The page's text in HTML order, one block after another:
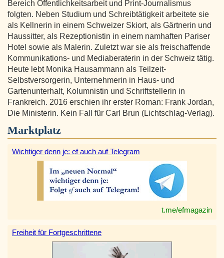
Bereich Öffentlichkeitsarbeit und Print-Journalismus
folgten. Neben Studium und Schreibtätigkeit arbeitete sie
als Kellnerin in einem Schweizer Skiort, als Gärtnerin und
Haussitter, als Rezeptionistin in einem namhaften Pariser
Hotel sowie als Malerin. Zuletzt war sie als freischaffende
Kommunikations- und Mediaberaterin in der Schweiz tätig.
Heute lebt Monika Hausammann als Teilzeit-
Selbstversorgerin, Unternehmerin in Haus- und
Gartenunterhalt, Kolumnistin und Schriftstellerin in
Frankreich. 2016 erschien ihr erster Roman: Frank Jordan,
Die Ministerin. Kein Fall für Carl Brun (Lichtschlag-Verlag).
Marktplatz
Wichtiger denn je: ef auch auf Telegram
t.me/efmagazin
Freiheit für Fortgeschrittene